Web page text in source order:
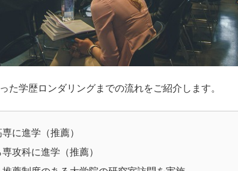
た学歴ロンダリングまでの流れをご紹介します。
に進学（推薦）
攻科に進学（推薦）